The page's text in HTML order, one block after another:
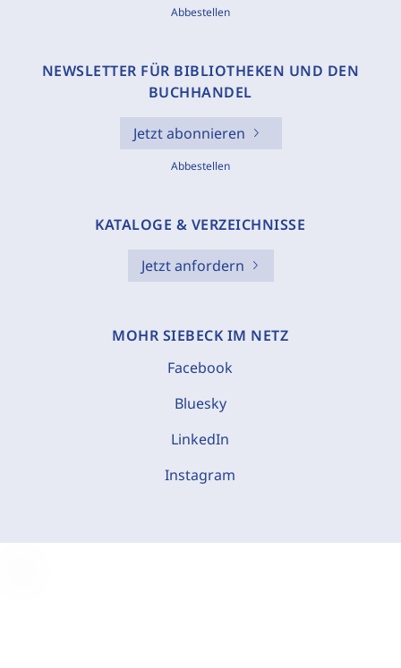
Abbestellen
NEWSLETTER FÜR BIBLIOTHEKEN UND DEN
BUCHHANDEL
Jetzt abonnieren
Abbestellen
KATALOGE & VERZEICHNISSE
Jetzt anfordern
MOHR SIEBECK IM NETZ
Facebook
Bluesky
LinkedIn
Instagram